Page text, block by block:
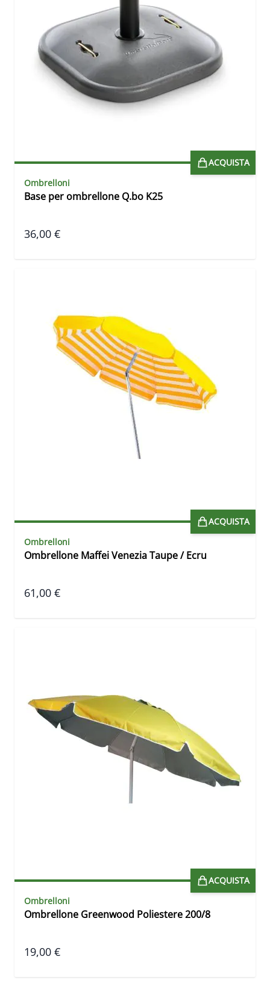
ACQUISTA
Ombrelloni
Base per ombrellone Q.bo K25
36,00 €
ACQUISTA
Ombrelloni
Ombrellone Maffei Venezia Taupe / Ecru
61,00 €
ACQUISTA
Ombrelloni
Ombrellone Greenwood Poliestere 200/8
19,00 €